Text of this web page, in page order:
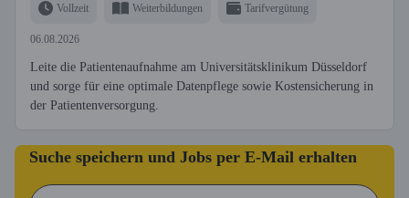
Vollzeit Weiterbildungen Tarifvergütung
06.08.2026
Leite die Patientenaufnahme am Universitätsklinikum Düsseldorf
und sorge für eine optimale Datenpflege sowie Kostensicherung in
der Patientenversorgung.
Suche speichern und Jobs per E-Mail erhalten